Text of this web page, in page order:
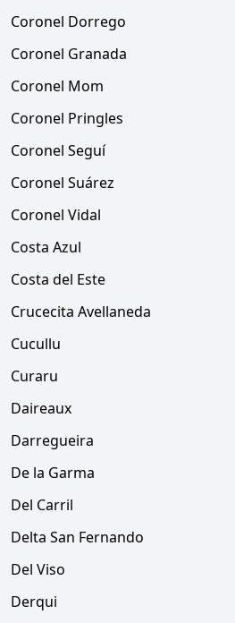
Coronel Dorrego
Coronel Granada
Coronel Mom
Coronel Pringles
Coronel Seguí
Coronel Suárez
Coronel Vidal
Costa Azul
Costa del Este
Crucecita Avellaneda
Cucullu
Curaru
Daireaux
Darregueira
De la Garma
Del Carril
Delta San Fernando
Del Viso
Derqui